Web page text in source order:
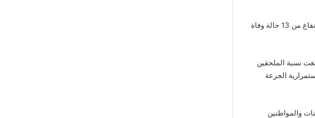
أما مؤشر الوفيات، فرغم أن العدد لا زال قليلا، يضيف المسؤول، إلا أن الملاحظ أن العدد بدأ بالارتفاع من 13 حالة وفاة
الأولى 67,3 بالمائة، في حين بلغت نسبة الملحقين
المعززة 8,5 بالمائة، بمعدل استمرارية الجرعة
والمواطنين